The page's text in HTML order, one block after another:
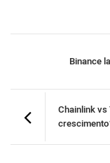
Binance
Chainlink